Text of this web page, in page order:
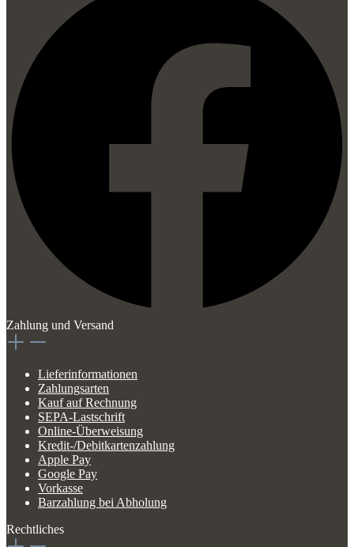
Zahlung und Versand
Lieferinformationen
Zahlungsarten
Kauf auf Rechnung
SEPA-Lastschrift
Online-Überweisung
Kredit-/Debitkartenzahlung
Apple Pay
Google Pay
Vorkasse
Barzahlung bei Abholung
Rechtliches